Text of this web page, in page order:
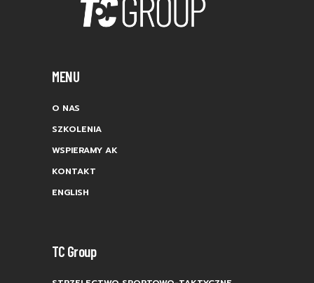
MENU
O NAS
SZKOLENIA
WSPIERAMY AK
KONTAKT
ENGLISH
TC Group